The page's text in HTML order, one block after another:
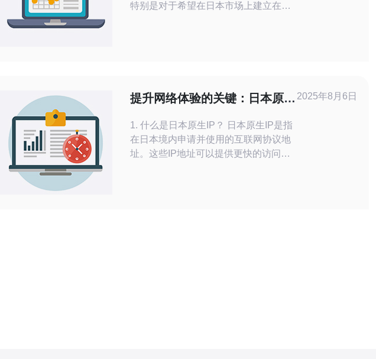
特别是对于希望在日本市场上建立在线
多企业和个人用户。由于日本地处亚洲
中心，拥有快速的网络连接和高质量的
提升网络体验的关键：日本原生
1. 什么是日本原生IP？ 日本原生IP是指
在日本境内申请并使用的互联网协议地
址。这些IP地址可以提供更快的访问速
2025年8月6日